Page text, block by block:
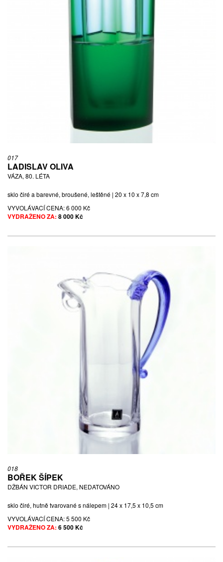
017
LADISLAV OLIVA
VÁZA, 80. LÉTA
sklo čiré a barevné, broušené, leštěné | 20 x 10 x 7,8 cm
VYVOLÁVACÍ CENA:6 000 Kč
VYDRAŽENO ZA: 8 000 Kč
018
BOŘEK ŠÍPEK
DŽBÁN VICTOR DRIADE, NEDATOVÁNO
sklo čiré, hutně tvarované s nálepem | 24 x 17,5 x 10,5 cm
VYVOLÁVACÍ CENA:5 500 Kč
VYDRAŽENO ZA: 6 500 Kč